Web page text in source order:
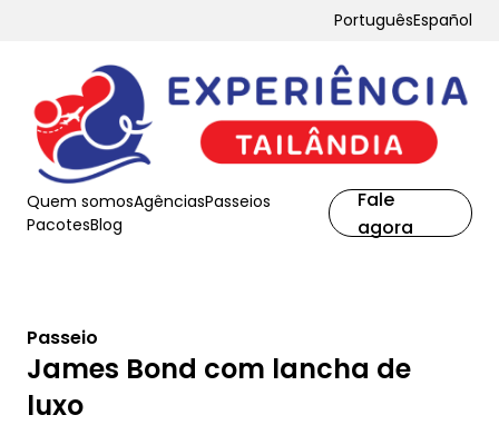
PortuguêsEspañol
Quem somosAgênciasPasseios
PacotesBlog
Fale
agora
Passeio
James Bond com lancha de
luxo